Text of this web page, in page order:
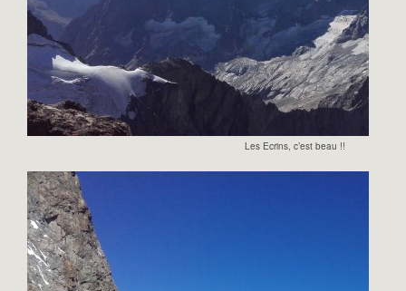
Les Ecrins, c’est beau !!